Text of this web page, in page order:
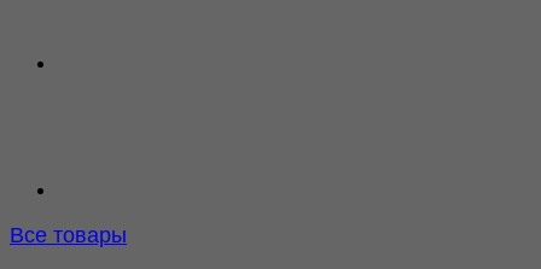
Все товары